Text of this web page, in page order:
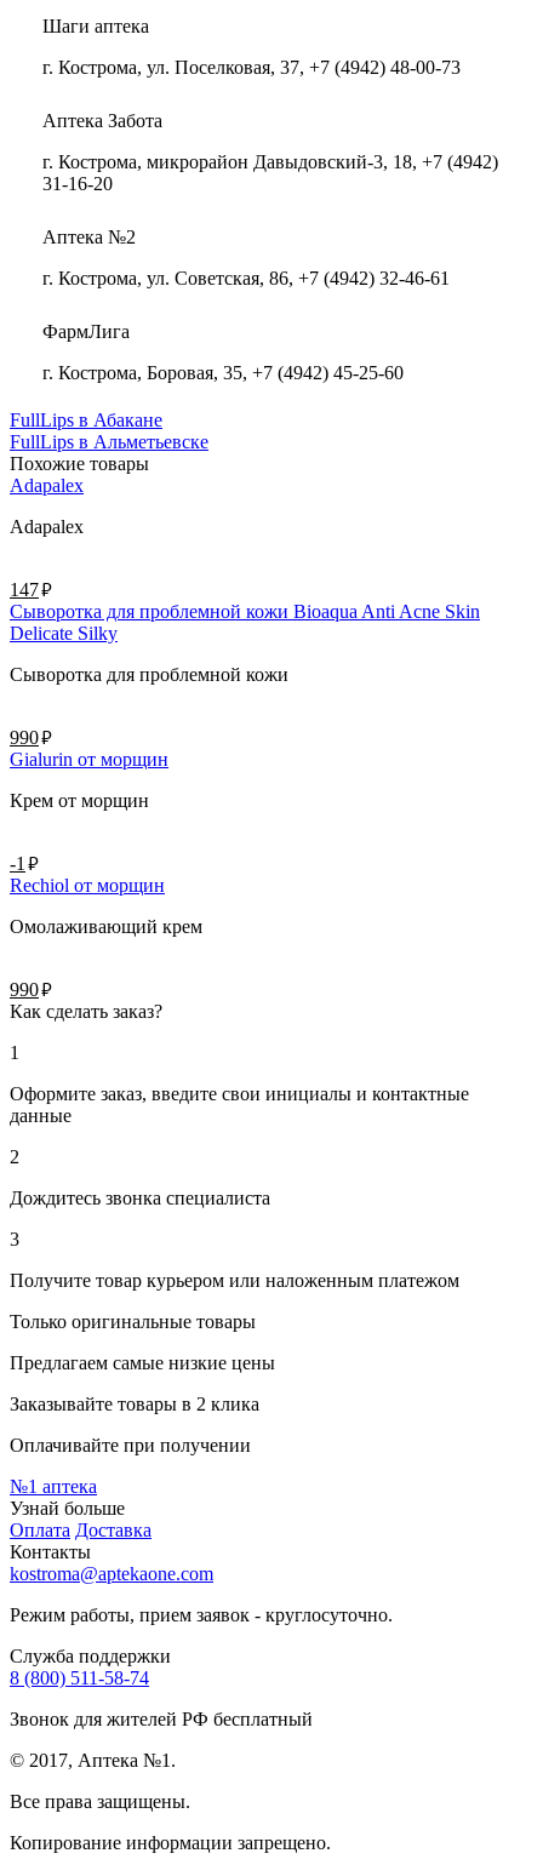
Шаги аптека
г. Кострома, ул. Поселковая, 37, +7 (4942) 48-00-73
Аптека Забота
г. Кострома, микрорайон Давыдовский-3, 18, +7 (4942)
31-16-20
Аптека №2
г. Кострома, ул. Советская, 86, +7 (4942) 32-46-61
ФармЛига
г. Кострома, Боровая, 35, +7 (4942) 45-25-60
FullLips в Абакане
FullLips в Альметьевске
Похожие товары
Adapalex
Adapalex
147руб.
Сыворотка для проблемной кожи Bioaqua Anti Acne Skin
Delicate Silky
Сыворотка для проблемной кожи
990руб.
Gialurin от морщин
Крем от морщин
-1 руб.
Rechiol от морщин
Омолаживающий крем
990руб.
Как сделать заказ?
1
Оформите заказ, введите свои инициалы и контактные
данные
2
Дождитесь звонка специалиста
3
Получите товар курьером или наложенным платежом
Только оригинальные товары
Предлагаем самые низкие цены
Заказывайте товары в 2 клика
Оплачивайте при получении
№1 аптека
Узнай больше
Оплата Доставка
Контакты
kostroma@aptekaone.com
Режим работы, прием заявок - круглосуточно.
Служба поддержки
8 (800) 511-58-74
Звонок для жителей РФ бесплатный
© 2017, Аптека №1.
Все права защищены.
Копирование информации запрещено.